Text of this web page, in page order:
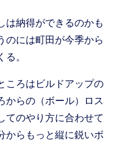
納得ができるのかも
のには町田が今季から
。
ころはビルドアップの
からの（ボール）ロス
てのやり方に合わせて
からもっと縦に鋭いボ